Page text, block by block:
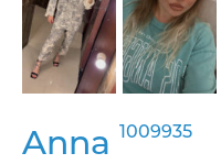
Anna 1009935